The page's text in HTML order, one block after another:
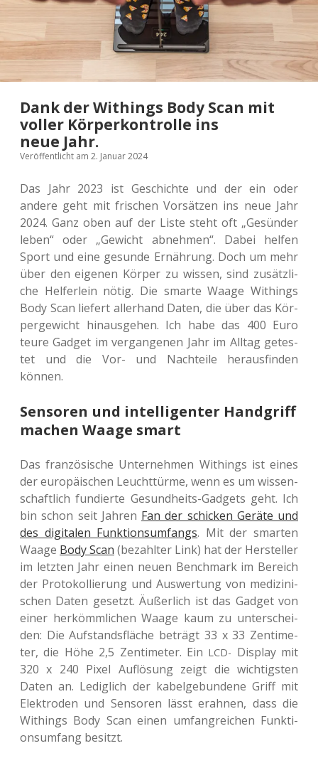
Dank der Withings Body Scan mit
voller Körperkontrolle ins
neue Jahr.
Veröffentlicht am 2. Januar 2024
Das Jahr 2023 ist Geschich­te und der ein oder
andere geht mit fri­schen Vor­sät­zen ins neue Jahr
2024. Ganz oben auf der Liste steht oft „Gesün­der
leben“ oder „Gewicht abneh­men“. Dabei helfen
Sport und eine gesun­de Ernäh­rung. Doch um mehr
über den eige­nen Körper zu wissen, sind zusätz­li­
che Hel­fer­lein nötig. Die smarte Waage Withings
Body Scan lie­fert aller­hand Daten, die über das Kör­
per­ge­wicht hin­aus­ge­hen. Ich habe das 400 Euro
teure Gadget im ver­gan­ge­nen Jahr im Alltag getes­
tet und die Vor- und Nach­tei­le her­aus­fin­den
können.
Sensoren und intelligenter Handgriff
machen Waage smart
Das fran­zö­si­sche Unter­neh­men Withings ist eines
der euro­päi­schen Leucht­tür­me, wenn es um wis­sen­
schaft­lich fun­dier­te Gesund­heits-Gad­gets geht. Ich
bin schon seit Jahren Fan der schi­cken Geräte und
des digi­ta­len Funk­ti­ons­um­fangs. Mit der smar­ten
Waage Body Scan (bezahl­ter Link) hat der Her­stel­ler
im letz­ten Jahr einen neuen Bench­mark im Bereich
der Pro­to­kol­lie­rung und Aus­wer­tung von medi­zi­ni­
schen Daten gesetzt. Äußer­lich ist das Gadget von
einer her­kömm­li­chen Waage kaum zu unter­schei­
den: Die Auf­stands­flä­che beträgt 33 x 33 Zen­ti­me­
ter, die Höhe 2,5 Zen­ti­me­ter. Ein LCD- Dis­play mit
320 x 240 Pixel Auf­lö­sung zeigt die wich­tigs­ten
Daten an. Ledig­lich der kabel­ge­bun­de­ne Griff mit
Elek­tro­den und Sen­so­ren lässt erah­nen, dass die
Withings Body Scan einen umfang­rei­chen Funk­ti­
ons­um­fang besitzt.